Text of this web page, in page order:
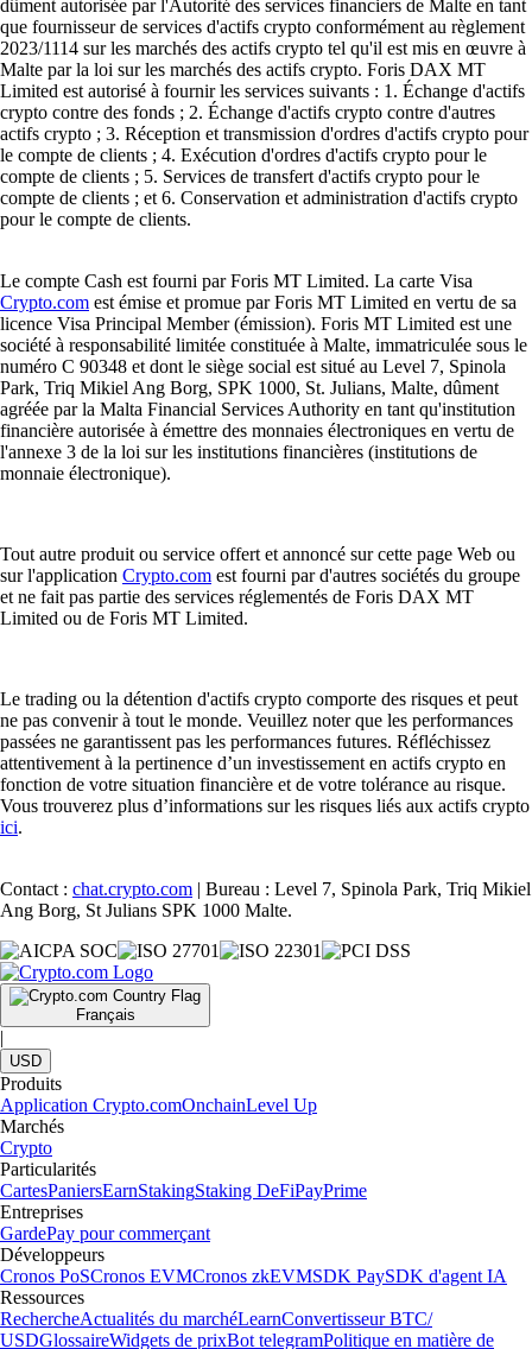
dûment autorisée par l'Autorité des services financiers de Malte en tant
que fournisseur de services d'actifs crypto conformément au règlement
2023/1114 sur les marchés des actifs crypto tel qu'il est mis en œuvre à
Malte par la loi sur les marchés des actifs crypto. Foris DAX MT
Limited est autorisé à fournir les services suivants : 1. Échange d'actifs
crypto contre des fonds ; 2. Échange d'actifs crypto contre d'autres
actifs crypto ; 3. Réception et transmission d'ordres d'actifs crypto pour
le compte de clients ; 4. Exécution d'ordres d'actifs crypto pour le
compte de clients ; 5. Services de transfert d'actifs crypto pour le
compte de clients ; et 6. Conservation et administration d'actifs crypto
pour le compte de clients.
Le compte Cash est fourni par Foris MT Limited. La carte Visa
Crypto.com est émise et promue par Foris MT Limited en vertu de sa
licence Visa Principal Member (émission). Foris MT Limited est une
société à responsabilité limitée constituée à Malte, immatriculée sous le
numéro C 90348 et dont le siège social est situé au Level 7, Spinola
Park, Triq Mikiel Ang Borg, SPK 1000, St. Julians, Malte, dûment
agréée par la Malta Financial Services Authority en tant qu'institution
financière autorisée à émettre des monnaies électroniques en vertu de
l'annexe 3 de la loi sur les institutions financières (institutions de
monnaie électronique).
Tout autre produit ou service offert et annoncé sur cette page Web ou
sur l'application Crypto.com est fourni par d'autres sociétés du groupe
et ne fait pas partie des services réglementés de Foris DAX MT
Limited ou de Foris MT Limited.
Le trading ou la détention d'actifs crypto comporte des risques et peut
ne pas convenir à tout le monde. Veuillez noter que les performances
passées ne garantissent pas les performances futures. Réfléchissez
attentivement à la pertinence d’un investissement en actifs crypto en
fonction de votre situation financière et de votre tolérance au risque.
Vous trouverez plus d’informations sur les risques liés aux actifs crypto
ici.
Contact : chat.crypto.com | Bureau : Level 7, Spinola Park, Triq Mikiel
Ang Borg, St Julians SPK 1000 Malte.
Français
|
USD
Produits
Application Crypto.comOnchainLevel Up
Marchés
Crypto
Particularités
CartesPaniersEarnStakingStaking DeFiPayPrime
Entreprises
GardePay pour commerçant
Développeurs
Cronos PoSCronos EVMCronos zkEVMSDK PaySDK d'agent IA
Ressources
RechercheActualités du marchéLearnConvertisseur BTC/
USDGlossaireWidgets de prixBot telegramPolitique en matière de